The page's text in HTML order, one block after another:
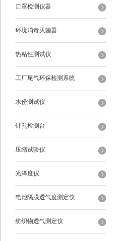
口罩检测仪器
环境消毒灭菌器
热粘性测试仪
工厂尾气环保检测系统
水份测试仪
针孔检测台
压缩试验仪
光泽度仪
电池隔膜透气度测定仪
纺织物透气测定仪